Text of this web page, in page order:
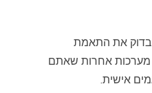
את התאמת
מערכות אחרות שאתם
אישית.